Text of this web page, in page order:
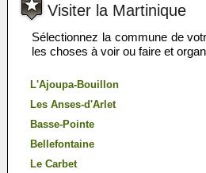
Visiter la Martinique
Sélectionnez la commune de
les choses à voir ou faire et
L'Ajoupa-Bouillon
Les Anses-d'Arlet
Basse-Pointe
Bellefontaine
Le Carbet